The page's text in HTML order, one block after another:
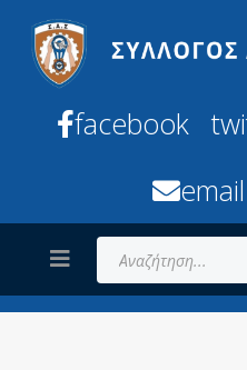
facebook
email
Αναζήτηση...